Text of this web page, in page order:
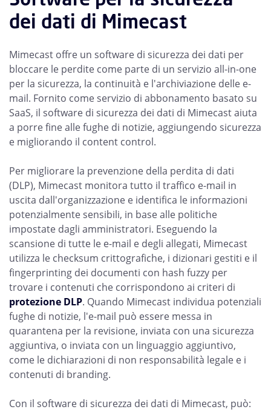
dei dati di Mimecast
Mimecast offre un software di sicurezza dei dati per
bloccare le perdite come parte di un servizio all-in-one
per la sicurezza, la continuità e l'archiviazione delle e-
mail. Fornito come servizio di abbonamento basato su
SaaS, il software di sicurezza dei dati di Mimecast aiuta
a porre fine alle fughe di notizie, aggiungendo sicurezza
e migliorando il content control.
Per migliorare la prevenzione della perdita di dati
(DLP), Mimecast monitora tutto il traffico e-mail in
uscita dall'organizzazione e identifica le informazioni
potenzialmente sensibili, in base alle politiche
impostate dagli amministratori. Eseguendo la
scansione di tutte le e-mail e degli allegati, Mimecast
utilizza le checksum crittografiche, i dizionari gestiti e il
fingerprinting dei documenti con hash fuzzy per
trovare i contenuti che corrispondono ai criteri di
protezione DLP. Quando Mimecast individua potenziali
fughe di notizie, l'e-mail può essere messa in
quarantena per la revisione, inviata con una sicurezza
aggiuntiva, o inviata con un linguaggio aggiuntivo,
come le dichiarazioni di non responsabilità legale e i
contenuti di branding.
Con il software di sicurezza dei dati di Mimecast, può: